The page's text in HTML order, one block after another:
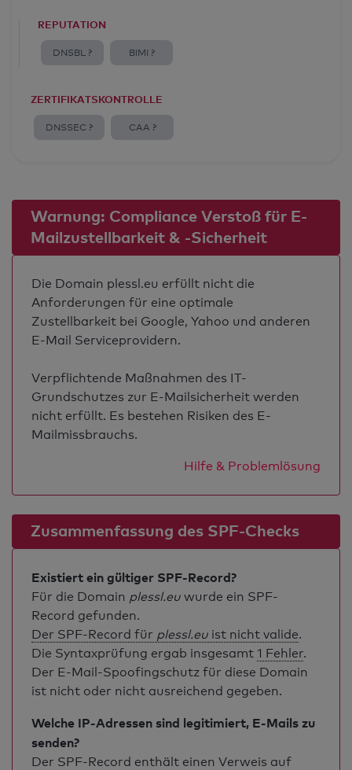
REPUTATION
DNSBL ? BIMI ?
ZERTIFIKATSKONTROLLE
DNSSEC ? CAA ?
Warnung: Compliance Verstoß für E-
Mailzustellbarkeit & -Sicherheit
Die Domain plessl.eu erfüllt nicht die
Anforderungen für eine optimale
Zustellbarkeit bei Google, Yahoo und anderen
E-Mail Serviceprovidern.
Verpflichtende Maßnahmen des IT-
Grundschutzes zur E-Mailsicherheit werden
nicht erfüllt. Es bestehen Risiken des E-
Mailmissbrauchs.
Hilfe & Problemlösung
Zusammenfassung des SPF-Checks
Existiert ein gültiger SPF-Record?
Für die Domain plessl.eu wurde ein SPF-
Record gefunden.
Der SPF-Record für plessl.eu ist nicht valide.
Die Syntaxprüfung ergab insgesamt 1 Fehler.
Der E-Mail-Spoofingschutz für diese Domain
ist nicht oder nicht ausreichend gegeben.
Welche IP-Adressen sind legitimiert, E-Mails zu
senden?
Der SPF-Record enthält einen Verweis auf